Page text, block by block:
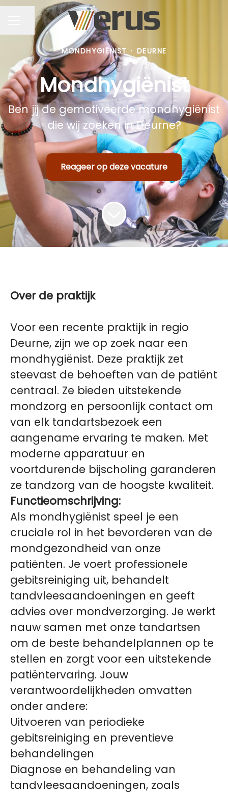
CARRIÈREMENU
Pagina delen
MONDHYGIËNIST · DEURNE
Mondhygiënist
Ben jij de gemotiveerde mondhygiënist
die wij zoeken in Deurne?
Reageer op deze vacature
Over de praktijk
Voor een recente praktijk in regio
Deurne, zijn we op zoek naar een
mondhygiënist. Deze praktijk zet
steevast de behoeften van de patiënt
centraal. Ze bieden uitstekende
mondzorg en persoonlijk contact om
van elk tandartsbezoek een
aangename ervaring te maken. Met
moderne apparatuur en
voortdurende bijscholing garanderen
ze tandzorg van de hoogste kwaliteit.
Functieomschrijving:
Als mondhygiënist speel je een
cruciale rol in het bevorderen van de
mondgezondheid van onze
patiënten. Je voert professionele
gebitsreiniging uit, behandelt
tandvleesaandoeningen en geeft
advies over mondverzorging. Je werkt
nauw samen met onze tandartsen
om de beste behandelplannen op te
stellen en zorgt voor een uitstekende
patiëntervaring. Jouw
verantwoordelijkheden omvatten
onder andere:
Uitvoeren van periodieke
gebitsreiniging en preventieve
behandelingen
Diagnose en behandeling van
tandvleesaandoeningen, zoals